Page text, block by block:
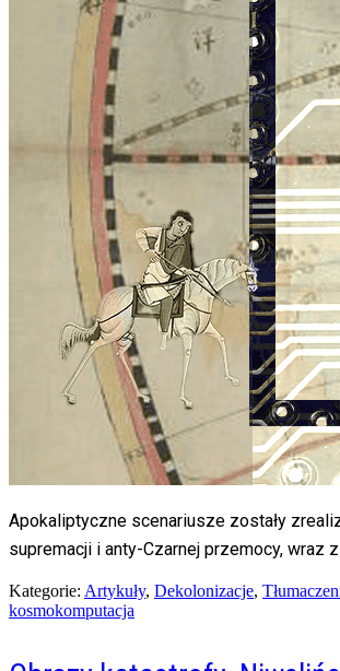
Apokaliptyczne scenariusze zostały
supremacji i anty-Czarnej przemocy, wraz
Kategorie: Artykuły, Dekolonizacje,
kosmokomputacja